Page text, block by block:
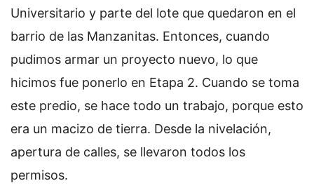
Universitario y parte del lote que quedaron en el
barrio de las Manzanitas. Entonces, cuando
pudimos armar un proyecto nuevo, lo que
hicimos fue ponerlo en Etapa 2. Cuando se toma
este predio, se hace todo un trabajo, porque esto
era un macizo de tierra. Desde la nivelación,
apertura de calles, se llevaron todos los
permisos.